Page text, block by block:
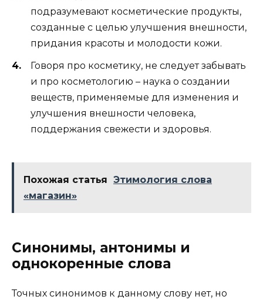
подразумевают косметические продукты,
созданные с целью улучшения внешности,
придания красоты и молодости кожи.
Говоря про косметику, не следует забывать
и про косметологию – наука о создании
веществ, применяемые для изменения и
улучшения внешности человека,
поддержания свежести и здоровья.
Похожая статья Этимология слова
«магазин»
Синонимы, антонимы и
однокоренные слова
Точных синонимов к данному слову нет, но